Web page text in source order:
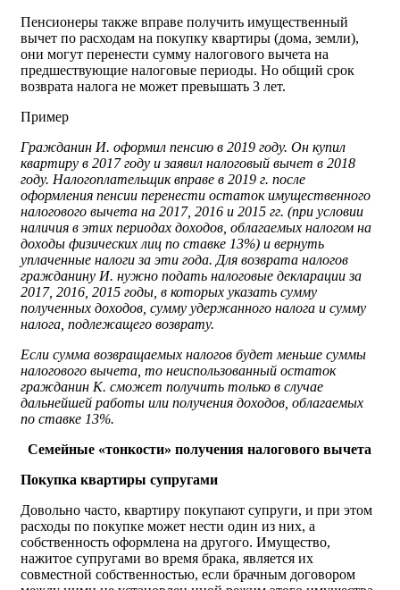
Пенсионеры также вправе получить имущественный
вычет по расходам на покупку квартиры (дома, земли),
они могут перенести сумму налогового вычета на
предшествующие налоговые периоды. Но общий срок
возврата налога не может превышать 3 лет.
Пример
Гражданин И. оформил пенсию в 2019 году. Он купил
квартиру в 2017 году и заявил налоговый вычет в 2018
году. Налогоплательщик вправе в 2019 г. после
оформления пенсии перенести остаток имущественного
налогового вычета на 2017, 2016 и 2015 гг. (при условии
наличия в этих периодах доходов, облагаемых налогом на
доходы физических лиц по ставке 13%) и вернуть
уплаченные налоги за эти года. Для возврата налогов
гражданину И. нужно подать налоговые декларации за
2017, 2016, 2015 годы, в которых указать сумму
полученных доходов, сумму удержанного налога и сумму
налога, подлежащего возврату.
Если сумма возвращаемых налогов будет меньше суммы
налогового вычета, то неиспользованный остаток
гражданин К. сможет получить только в случае
дальнейшей работы или получения доходов, облагаемых
по ставке 13%.
Семейные «тонкости» получения налогового вычета
Покупка квартиры супругами
Довольно часто, квартиру покупают супруги, и при этом
расходы по покупке может нести один из них, а
собственность оформлена на другого. Имущество,
нажитое супругами во время брака, является их
совместной собственностью, если брачным договором